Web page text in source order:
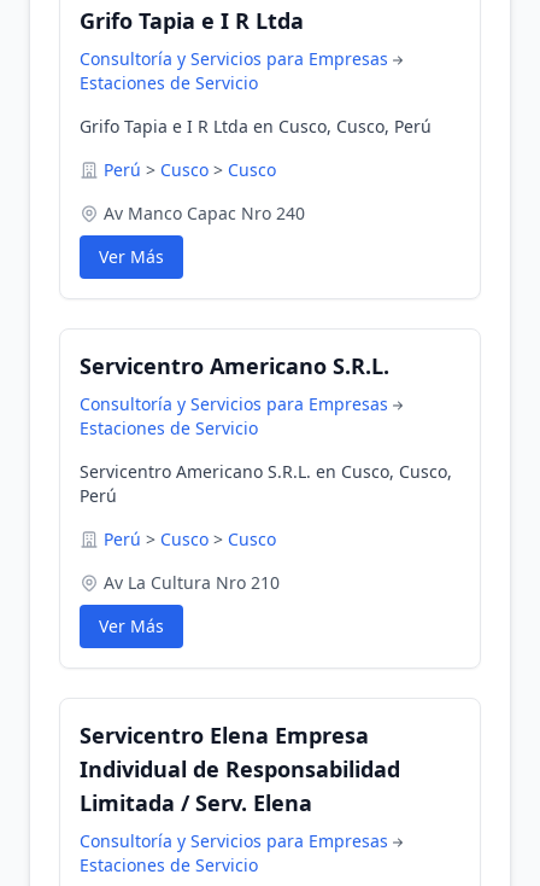
Grifo Tapia e I R Ltda
Consultoría y Servicios para Empresas
Estaciones de Servicio
Grifo Tapia e I R Ltda en Cusco, Cusco, Perú
Perú > Cusco > Cusco
Av Manco Capac Nro 240
Ver Más
Servicentro Americano S.R.L.
Consultoría y Servicios para Empresas
Estaciones de Servicio
Servicentro Americano S.R.L. en Cusco, Cusco,
Perú
Perú > Cusco > Cusco
Av La Cultura Nro 210
Ver Más
Servicentro Elena Empresa
Individual de Responsabilidad
Limitada / Serv. Elena
Consultoría y Servicios para Empresas
Estaciones de Servicio